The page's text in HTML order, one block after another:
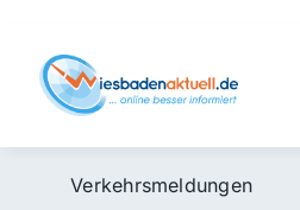
content
Verkehrsmeldungen